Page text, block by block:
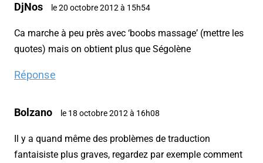
DjNos le 20 octobre 2012 à 15h54
Ca marche à peu près avec ‘boobs massage’ (mettre les
quotes) mais on obtient plus que Ségolène
Réponse
Bolzano le 18 octobre 2012 à 16h08
Il y a quand même des problèmes de traduction
fantaisiste plus graves, regardez par exemple comment